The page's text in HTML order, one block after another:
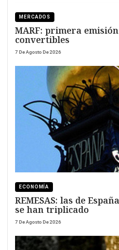
MERCADOS
MARF: primera
convertibles
7 De Agosto De 2026
ECONOMÍA
REMESAS: las de
se han triplicado
7 De Agosto De 2026